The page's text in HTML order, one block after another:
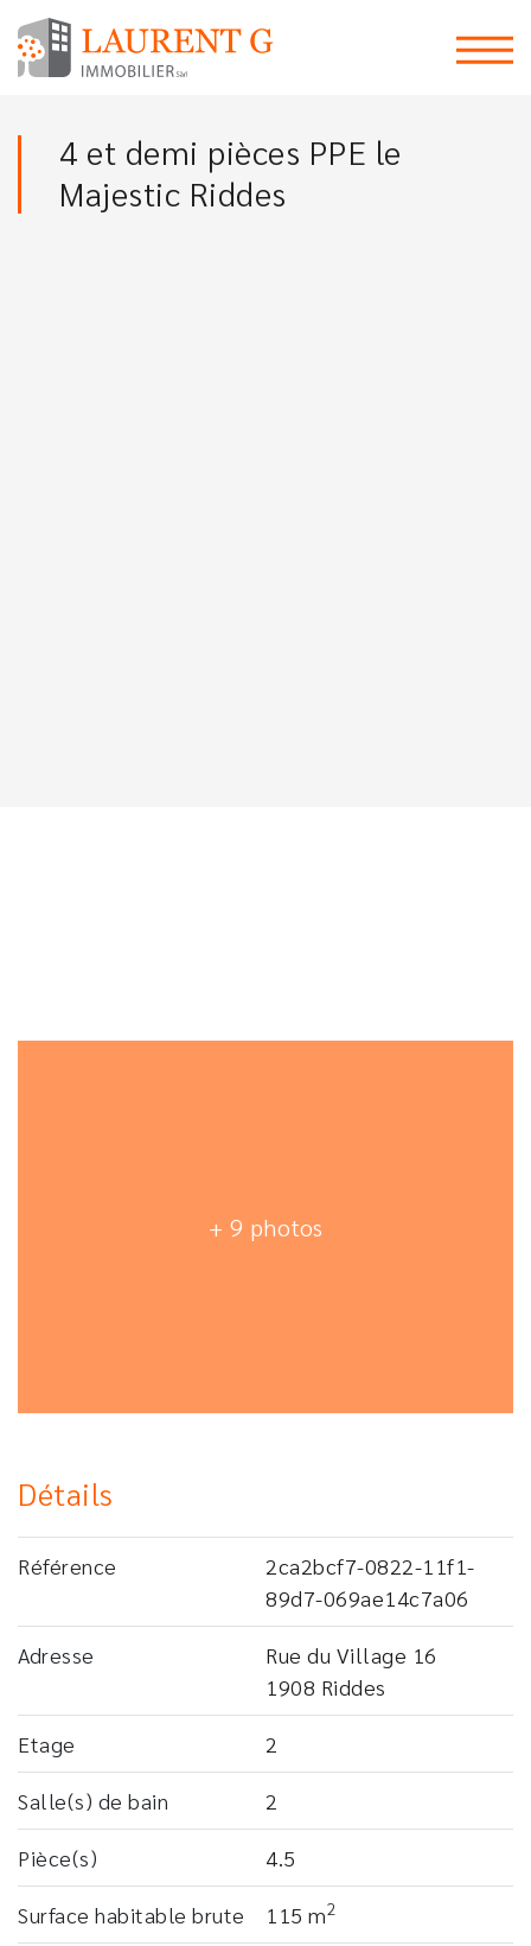
4 et demi pièces PPE le
Majestic Riddes
+ 9 photos
Détails
Référence
2ca2bcf7-0822-11f1-
89d7-069ae14c7a06
Adresse
Rue du Village 16
1908 Riddes
Etage 2
Salle(s) de bain 2
Pièce(s) 4.5
Surface habitable brute 115 m2